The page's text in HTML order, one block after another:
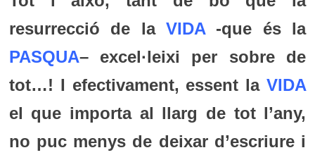
resurrecció de la VIDA-que és la
PASQUA– excel·leixi per sobre de
tot…! I efectivament, essent laVIDA
el que importa al llarg de tot l’any,
no puc menys de deixar d’escriure i